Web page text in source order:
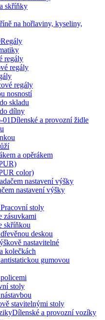
skříňky
na hořlaviny, kyseliny,
Regály
regály
regály
regály
nosností
skladu
dílny
Dílenské a provozní židle
a opěrákem
color)
nastavení výšky
nastavení výšky
Pracovní stoly
zásuvkami
skříňkou
deskou
nastavitelné
kolečkách
gumovou
stoly
stavitelnými stoly
Dílenské a provozní vozíky